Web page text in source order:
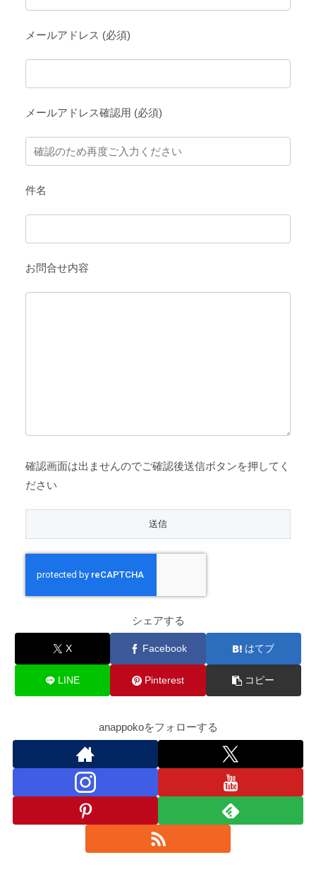
メールアドレス (必須)
メールアドレス確認用 (必須)
件名
お問合せ内容
確認画面は出ませんのでご確認後送信ボタンを押してく
ださい
シェアする
X Facebook はてブ
LINE Pinterest コピー
anappokoをフォローする